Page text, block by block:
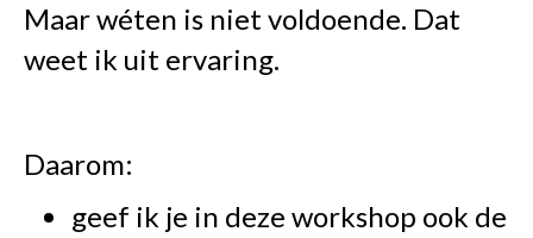
Maar wéten is niet voldoende. Dat
weet ik uit ervaring.
Daarom:
geef ik je in deze workshop ook de